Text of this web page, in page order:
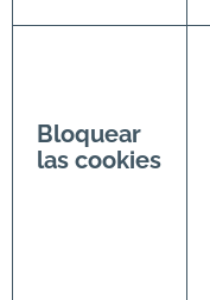
Bloquear
las cookies